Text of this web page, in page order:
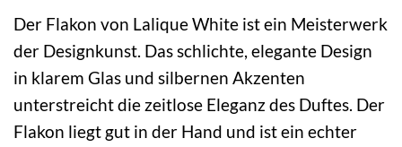
Der Flakon von Lalique White ist ein Meisterwerk
der Designkunst. Das schlichte, elegante Design
in klarem Glas und silbernen Akzenten
unterstreicht die zeitlose Eleganz des Duftes. Der
Flakon liegt gut in der Hand und ist ein echter